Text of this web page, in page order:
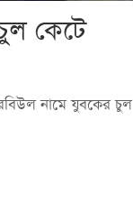
কেটে
নামে যুবকের চুল